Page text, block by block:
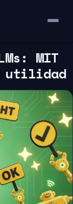
MIT
utilidad